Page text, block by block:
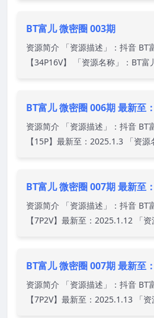
BT富儿 微密圈 003期
资源简介 「资源描述」：抖音 BT
【34P16V】 「资源名称」：BT
BT富儿 微密圈 006期 最新至
资源简介 「资源描述」：抖音 BT
【15P】最新至：2025.1.3 「资源
BT富儿 微密圈 007期 最新至
资源简介 「资源描述」：抖音 BT
【7P2V】最新至：2025.1.12 「
BT富儿 微密圈 007期 最新至
资源简介 「资源描述」：抖音 BT
【7P2V】最新至：2025.1.13 「